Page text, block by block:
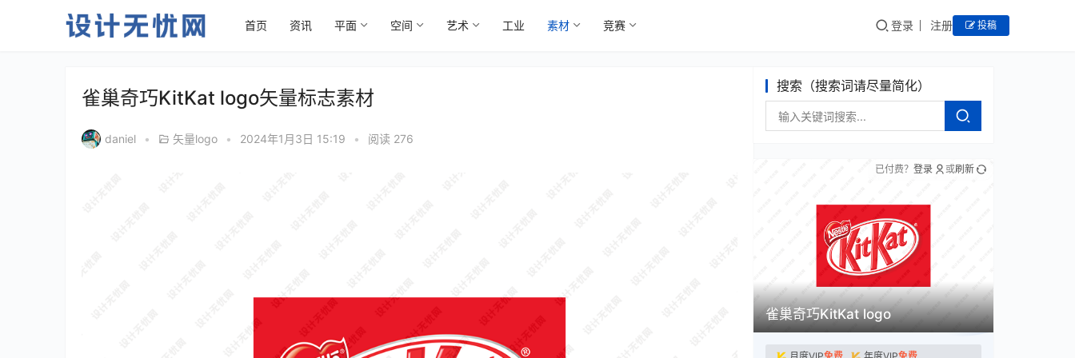
首页 资讯 平面 空间 艺术 工业 素材 竞赛 登录 注册 投稿
雀巢奇巧KitKat logo矢量标志素材
daniel • 矢量logo • 2024年1月3日 15:19 • 阅读 276
搜索（搜索词请尽量简化）
雀巢奇巧KitKat logo
已付费？ 登录 或刷新